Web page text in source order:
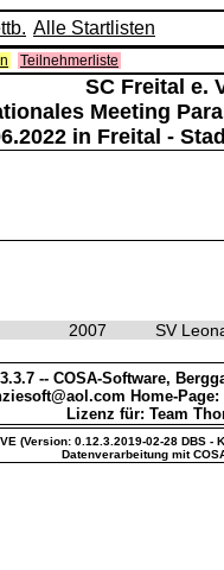
Alle Startlisten
Teilnehmerliste
SC Freital e.
Meeting
in Freital -
2007 SV
-- COSA-Software,
Home-Page:
Lizenz für: Team
(Version: 0.12.3.2019-02-28 DBS -
Datenverarbeitung mit